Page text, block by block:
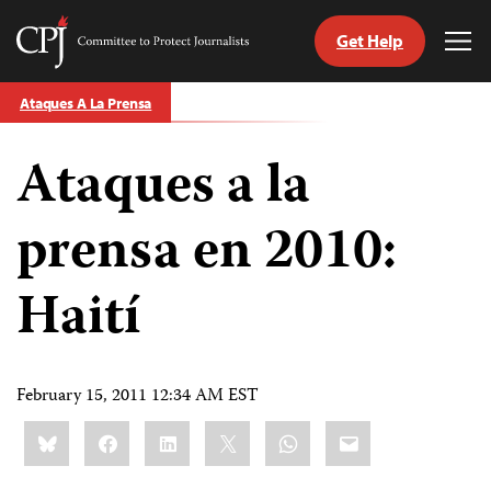
Skip
to
Committee
Protect
Journalists
Get Help
Ataques A La Prensa
Ataques a la
prensa en 2010:
Haití
February 15, 2011 12:34 AM EST
Share
this:BlueskyFacebookLinkedIn WhatsApp
Email